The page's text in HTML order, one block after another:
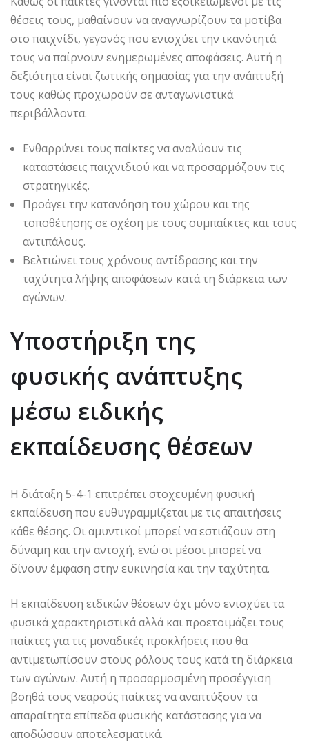
θέσεις τους, μαθαίνουν να αναγνωρίζουν τα μοτίβα
στο παιχνίδι, γεγονός που ενισχύει την ικανότητά
τους να παίρνουν ενημερωμένες αποφάσεις. Αυτή η
δεξιότητα είναι ζωτικής σημασίας για την ανάπτυξή
τους καθώς προχωρούν σε ανταγωνιστικά
περιβάλλοντα.
Ενθαρρύνει τους παίκτες να αναλύουν τις
καταστάσεις παιχνιδιού και να προσαρμόζουν τις
στρατηγικές.
Προάγει την κατανόηση του χώρου και της
τοποθέτησης σε σχέση με τους συμπαίκτες και τους
αντιπάλους.
Βελτιώνει τους χρόνους αντίδρασης και την
ταχύτητα λήψης αποφάσεων κατά τη διάρκεια των
αγώνων.
Υποστήριξη της
φυσικής ανάπτυξης
μέσω ειδικής
εκπαίδευσης θέσεων
Η διάταξη 5-4-1 επιτρέπει στοχευμένη φυσική
εκπαίδευση που ευθυγραμμίζεται με τις απαιτήσεις
κάθε θέσης. Οι αμυντικοί μπορεί να εστιάζουν στη
δύναμη και την αντοχή, ενώ οι μέσοι μπορεί να
δίνουν έμφαση στην ευκινησία και την ταχύτητα.
Η εκπαίδευση ειδικών θέσεων όχι μόνο ενισχύει τα
φυσικά χαρακτηριστικά αλλά και προετοιμάζει τους
παίκτες για τις μοναδικές προκλήσεις που θα
αντιμετωπίσουν στους ρόλους τους κατά τη διάρκεια
των αγώνων. Αυτή η προσαρμοσμένη προσέγγιση
βοηθά τους νεαρούς παίκτες να αναπτύξουν τα
απαραίτητα επίπεδα φυσικής κατάστασης για να
αποδώσουν αποτελεσματικά.